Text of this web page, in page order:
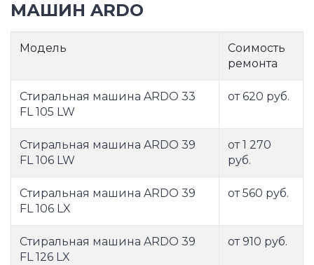
МАШИН ARDO
Модель
Соимость
ремонта
Стиральная машина ARDO 33
FL 105 LW
от 620 руб.
Стиральная машина ARDO 39
FL 106 LW
от 1 270
руб.
Стиральная машина ARDO 39
FL 106 LX
от 560 руб.
Стиральная машина ARDO 39
FL 126 LX
от 910 руб.